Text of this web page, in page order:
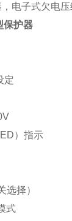
电子式欠电
保护器
定
）指示
择）
式